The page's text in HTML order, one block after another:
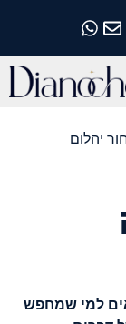
אלינו
התקשרו אלינו
התקשרו אלינו
יהלום
למי שמחפש